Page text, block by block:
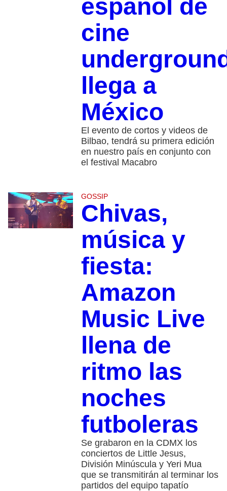
español de
cine
llega a
México
El evento de cortos y videos de
Bilbao, tendrá su primera edición
en nuestro país en conjunto con
el festival Macabro
GOSSIP
Chivas,
música y
fiesta:
Amazon
Music Live
llena de
ritmo las
noches
futboleras
Se grabaron en la CDMX los
conciertos de Little Jesus,
División Minúscula y Yeri Mua
que se transmitirán al terminar los
partidos del equipo tapatío